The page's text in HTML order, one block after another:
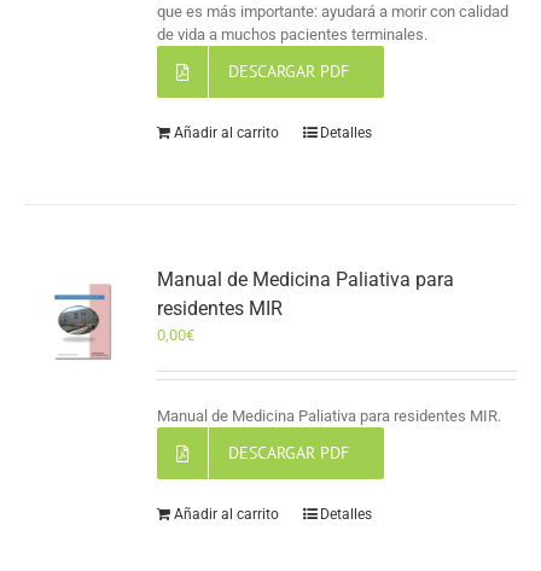
que es más importante: ayudará a morir con calidad
de vida a muchos pacientes terminales.
DESCARGAR PDF
Añadir al carrito Detalles
Manual de Medicina Paliativa para
residentes MIR
0,00€
Manual de Medicina Paliativa para residentes MIR.
DESCARGAR PDF
Añadir al carrito Detalles